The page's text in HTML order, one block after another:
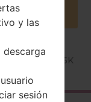
LGH815K
y las
descarga
sesión